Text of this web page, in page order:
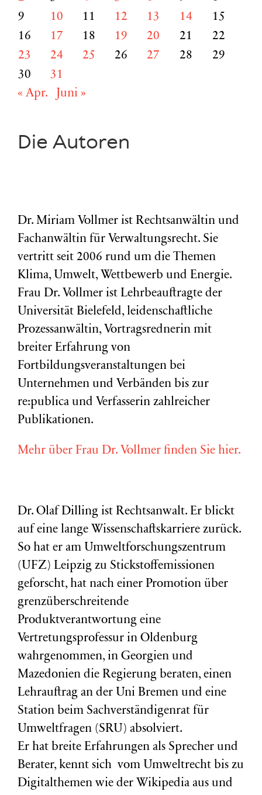
9
10 11 12 13 14
15
16
17 18 19 20 21
22
23
24 25 26 27 28
29
30
31
« Apr.
Juni »
Die Autoren
Dr. Miriam Vollmer ist Rechtsanwältin und
Fachanwältin für Verwaltungsrecht. Sie
vertritt seit 2006 rund um die Themen
Klima, Umwelt, Wettbewerb und Energie.
Frau Dr. Vollmer ist Lehrbeauftragte der
Universität Bielefeld, leidenschaftliche
Prozessanwältin, Vortragsrednerin mit
breiter Erfahrung von
Fortbildungsveranstaltungen bei
Unternehmen und Verbänden bis zur
re:publica und Verfasserin zahlreicher
Publikationen.
Mehr über Frau Dr. Vollmer finden Sie hier.
Dr. Olaf Dilling ist Rechtsanwalt. Er blickt
auf eine lange Wissenschaftskarriere zurück.
So hat er am Umweltforschungszentrum
(UFZ) Leipzig zu Stickstoffemissionen
geforscht, hat nach einer Promotion über
grenzüberschreitende
Produktverantwortung eine
Vertretungsprofessur in Oldenburg
wahrgenommen, in Georgien und
Mazedonien die Regierung beraten, einen
Lehrauftrag an der Uni Bremen und eine
Station beim Sachverständigenrat für
Umweltfragen (SRU) absolviert.
Er hat breite Erfahrungen als Sprecher und
Berater, kennt sich vom Umweltrecht bis zu
Digitalthemen wie der Wikipedia aus und